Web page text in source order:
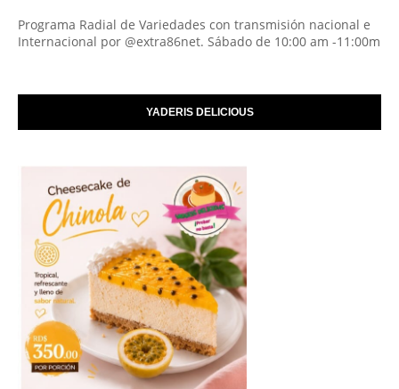
Programa Radial de Variedades con transmisión nacional e
Internacional por @extra86net. Sábado de 10:00 am -11:00m
YADERIS DELICIOUS